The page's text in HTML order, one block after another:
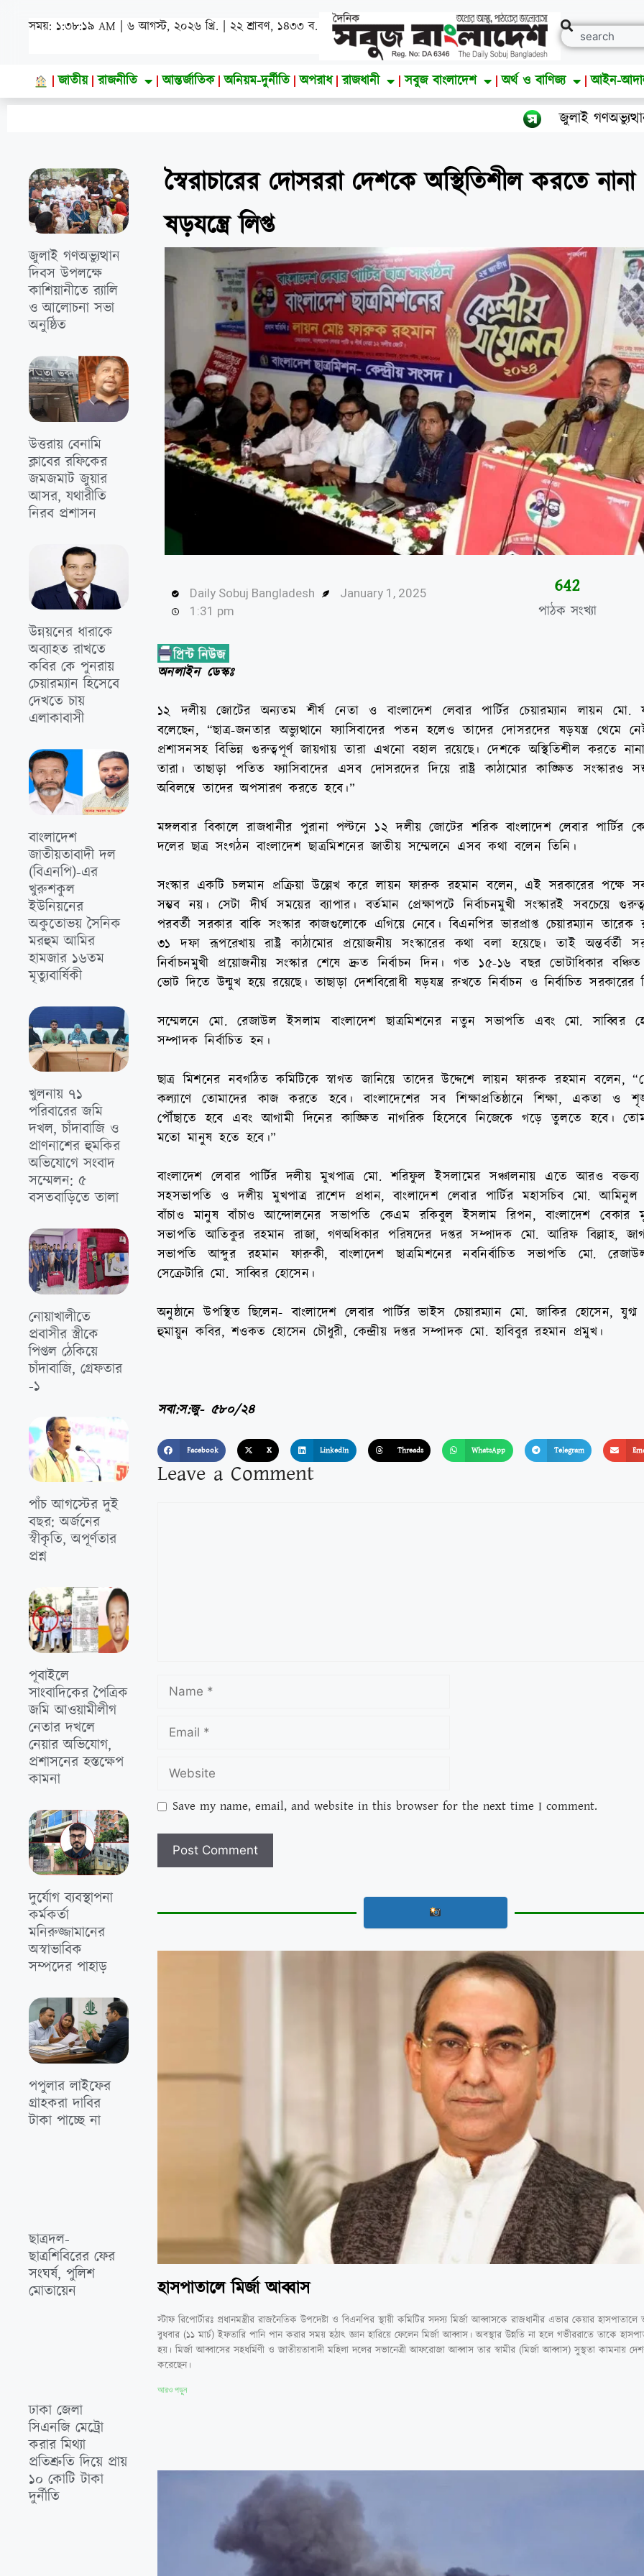
সময়: ১:৩৮:২১ AM | ৬ আগস্ট, ২০২৬ খ্রি. | ২২ শ্রাবণ, ১৪৩৩ ব.
জাতীয় রাজনীতি আন্তর্জাতিক অনিয়ম-দুর্নীতি অপরাধ রাজধানী সবুজ বাংলাদেশ অর্থ ও বাণিজ্য আইন-
জুলাই গণঅভ্যুত্থান
জুলাই গণঅভ্যুত্থান
দিবস উপলক্ষে
কাশিয়ানীতে র‍্যালি
ও আলোচনা সভা
অনুষ্ঠিত
উত্তরায় বেনামি
ক্লাবের রফিকের
জমজমাট জুয়ার
আসর, যথারীতি
নিরব প্রশাসন
উন্নয়নের ধারাকে
অব্যাহত রাখতে
কবির কে পুনরায়
চেয়ারম্যান হিসেবে
দেখতে চায়
এলাকাবাসী
বাংলাদেশ
জাতীয়তাবাদী দল
(বিএনপি)-এর
খুরুশকুল
ইউনিয়নের
অকুতোভয় সৈনিক
মরহুম আমির
হামজার ১৬তম
মৃত্যুবার্ষিকী
খুলনায় ৭১
পরিবারের জমি
দখল, চাঁদাবাজি ও
প্রাণনাশের হুমকির
অভিযোগে সংবাদ
সম্মেলন: ৫
বসতবাড়িতে তালা
নোয়াখালীতে
প্রবাসীর স্ত্রীকে
পিপ্তল ঠেকিয়ে
চাঁদাবাজি, গ্রেফতার
-১
পাঁচ আগস্টের দুই
বছর: অর্জনের
স্বীকৃতি, অপূর্ণতার
প্রশ্ন
পূবাইলে
সাংবাদিকের পৈত্রিক
জমি আওয়ামীলীগ
নেতার দখলে
নেয়ার অভিযোগ,
প্রশাসনের হস্তক্ষেপ
কামনা
দুর্যোগ ব্যবস্থাপনা
কর্মকর্তা
মনিরুজ্জামানের
অস্বাভাবিক
সম্পদের পাহাড়
পপুলার লাইফের
গ্রাহকরা দাবির
টাকা পাচ্ছে না
ছাত্রদল-
ছাত্রশিবিরের ফের
সংঘর্ষ, পুলিশ
মোতায়েন
‎ঢাকা জেলা
সিএনজি মেট্রো
করার মিথ‍্যা
প্রতিশ্রুতি দিয়ে প্রায়
১০ কোটি টাকা
দুর্নীতি
স্বৈরাচারের দোসররা দেশকে অস্থিতিশীল করতে নানা
ষড়যন্ত্রে লিপ্ত
Daily Sobuj Bangladesh
January 1, 2025
1:31 pm
পাঠক সংখ্যা
644
অনলাইন ডেস্কঃ
১২ দলীয় জোটের অন্যতম শীর্ষ নেতা ও বাংলাদেশ লেবার পার্টির চেয়ারম্যান লায়ন
বলেছেন, “ছাত্র-জনতার অভ্যুত্থানে ফ্যাসিবাদের পতন হলেও তাদের দোসরদের ষড়যন্ত্র থেমে
প্রশাসনসহ বিভিন্ন গুরুত্বপূর্ণ জায়গায় তারা এখনো বহাল রয়েছে। দেশকে অস্থিতিশীল করতে নানা
তারা। তাছাড়া পতিত ফ্যাসিবাদের এসব দোসরদের দিয়ে রাষ্ট্র কাঠামোর কাঙ্ক্ষিত সংস্কারও
অবিলম্বে তাদের অপসারণ করতে হবে।”
মঙ্গলবার বিকালে রাজধানীর পুরানা পল্টনে ১২ দলীয় জোটের শরিক বাংলাদেশ লেবার পার্টির
দলের ছাত্র সংগঠন বাংলাদেশ ছাত্রমিশনের জাতীয় সম্মেলনে এসব কথা বলেন তিনি।
সংস্কার একটি চলমান প্রক্রিয়া উল্লেখ করে লায়ন ফারুক রহমান বলেন, এই সরকারের পক্ষে
সম্ভব নয়। সেটা দীর্ঘ সময়ের ব্যাপার। বর্তমান প্রেক্ষাপটে নির্বাচনমুখী সংস্কারই সবচেয়ে
পরবর্তী সরকার বাকি সংস্কার কাজগুলোকে এগিয়ে নেবে। বিএনপির ভারপ্রাপ্ত চেয়ারম্যান তারেক
৩১ দফা রূপরেখায় রাষ্ট্র কাঠামোর প্রয়োজনীয় সংস্কারের কথা বলা হয়েছে। তাই অন্তর্বর্তী
নির্বাচনমুখী প্রয়োজনীয় সংস্কার শেষে দ্রুত নির্বাচন দিন। গত ১৫-১৬ বছর ভোটাধিকার
ভোট দিতে উন্মুখ হয়ে রয়েছে। তাছাড়া দেশবিরোধী ষড়যন্ত্র রুখতে নির্বাচন ও নির্বাচিত সরকারের
সম্মেলনে মো. রেজাউল ইসলাম বাংলাদেশ ছাত্রমিশনের নতুন সভাপতি এবং মো. সাব্বির
সম্পাদক নির্বাচিত হন।
ছাত্র মিশনের নবগঠিত কমিটিকে স্বাগত জানিয়ে তাদের উদ্দেশে লায়ন ফারুক রহমান বলেন,
কল্যাণে তোমাদের কাজ করতে হবে। বাংলাদেশের সব শিক্ষাপ্রতিষ্ঠানে শিক্ষা, একতা ও
পৌঁছাতে হবে এবং আগামী দিনের কাঙ্ক্ষিত নাগরিক হিসেবে নিজেকে গড়ে তুলতে হবে।
মতো মানুষ হতে হবে।”
বাংলাদেশ লেবার পার্টির দলীয় মুখপাত্র মো. শরিফুল ইসলামের সঞ্চালনায় এতে আরও
সহসভাপতি ও দলীয় মুখপাত্র রাশেদ প্রধান, বাংলাদেশ লেবার পার্টির মহাসচিব মো.
বাঁচাও মানুষ বাঁচাও আন্দোলনের সভাপতি কেএম রকিবুল ইসলাম রিপন, বাংলাদেশ বেকার
সভাপতি আতিকুর রহমান রাজা, গণঅধিকার পরিষদের দপ্তর সম্পাদক মো. আরিফ বিল্লাহ,
সভাপতি আব্দুর রহমান ফারুকী, বাংলাদেশ ছাত্রমিশনের নবনির্বাচিত সভাপতি মো.
সেক্রেটারি মো. সাব্বির হোসেন।
অনুষ্ঠানে উপস্থিত ছিলেন- বাংলাদেশ লেবার পার্টির ভাইস চেয়ারম্যান মো. জাকির হোসেন,
হুমায়ুন কবির, শওকত হোসেন চৌধুরী, কেন্দ্রীয় দপ্তর সম্পাদক মো. হাবিবুর রহমান প্রমুখ।
সবা:স:জু- ৫৮০/২৪
Facebook X LinkedIn Threads WhatsApp Telegram
Leave a Comment
Save my name, email, and website in this browser for the next time I comment.
হাসপাতালে মির্জা আব্বাস
স্টাফ রিপোর্টারঃ প্রধানমন্ত্রীর রাজনৈতিক উপদেষ্টা ও বিএনপির স্থায়ী কমিটির সদস্য মির্জা আব্বাসকে রাজধানীর এভার কেয়ার হাসপাতালে
বুধবার (১১ মার্চ) ইফতারি পানি পান করার সময় হঠাৎ জ্ঞান হারিয়ে ফেলেন মির্জা আব্বাস। অবস্থার উন্নতি না হলে গভীররাতে তাকে
হয়। মির্জা আব্বাসের সহধর্মিণী ও জাতীয়তাবাদী মহিলা দলের সভানেত্রী আফরোজা আব্বাস তার স্বামীর (মির্জা আব্বাস) সুস্থতা কামনায়
করেছেন।
আরও পড়ুন